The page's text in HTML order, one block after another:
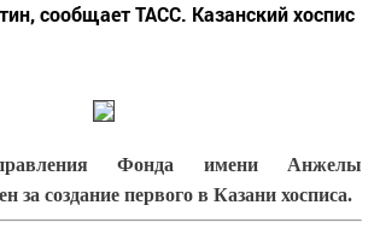
сообщает ТАСС. Казанский хоспис
правления Фонда имени Анжелы
за создание первого в Казани хосписа.